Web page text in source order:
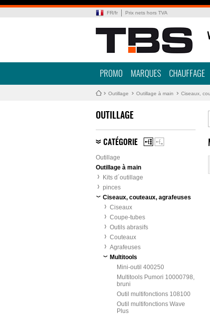
FR/fr Prix nets hors TVA
PROMO MARQUES CHAUFFAGE
Outillage Outillage à main Ciseaux,
OUTILLAGE
CATÉGORIE
Outillage
Outillage à main
Kits d´outillage
pinces
Ciseaux, couteaux, agrafeuses
Ciseaux
Coupe-tubes
Outils abrasifs
Couteaux
Agrafeuses
Multitools
Mini-outil 400250
Multitools Pumori 10000798,
bruni
Outil multifonctions 108100
Outil multifonctions Wave
Plus